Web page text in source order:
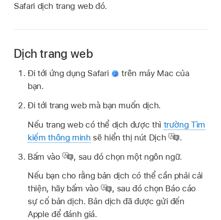
Safari dịch trang web đó.
Dịch trang web
Đi tới ứng dụng Safari
trên máy Mac của
bạn.
Đi tới trang web mà bạn muốn dịch.
Nếu trang web có thể dịch được thì trường Tìm
kiếm thông minh sẽ hiển thị nút Dịch
.
Bấm vào
, sau đó chọn một ngôn ngữ.
Nếu bạn cho rằng bản dịch có thể cần phải cải
thiện, hãy bấm vào
, sau đó chọn Báo cáo
sự cố bản dịch. Bản dịch đã được gửi đến
Apple để đánh giá.